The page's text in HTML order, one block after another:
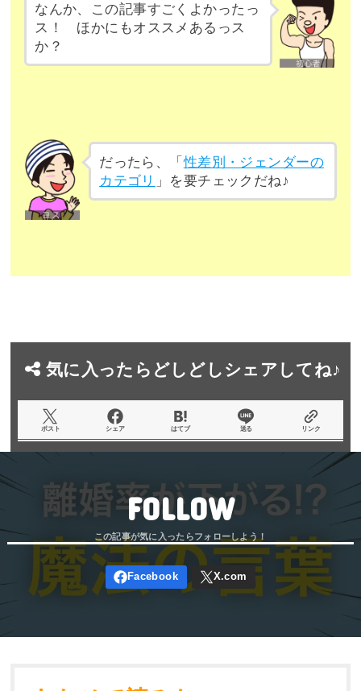
なんか、この記事すごくよかったっ
ス！ ほかにもオススメあるっス
か？
だったら、「性差別・ジェンダーの
カテゴリ 」を要チェックだね♪
気に入ったらどしどしシェアしてね♪
ポスト シェア はてブ 送る リンク
FOLLOW